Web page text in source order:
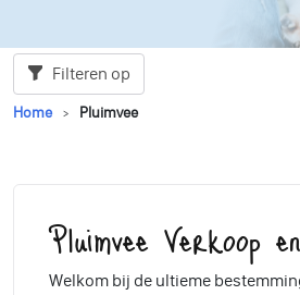
Filteren op
Home Pluimvee
Pluimvee Verkoop
Welkom bij de ultieme